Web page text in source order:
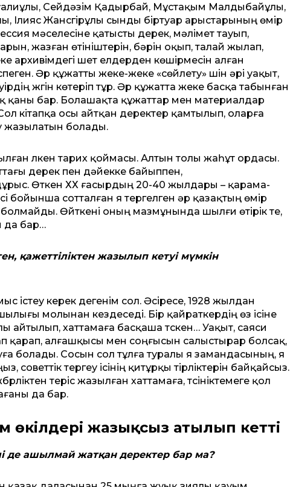
Сейдәзім Қадырбай, Мұстақым Малдыбайұлы,
Ілияс Жансүгірұлы сынды біртуар арыстарының өмір
мәселесіне қатысты дерек, мәлімет тауып,
жазған өтініштерін, бәрін оқып, талай жылап,
архивімдегі шет елдерден көшірмесін алған
Әр құжатты жеке-жеке «сөйлету» үшін әрі уақыт,
жүгін көтеріп тұр. Әр құжатта жеке басқа табынған
қаны бар. Болашақта құжаттар мен материалдар
кітапқа осы айтқан деректер қамтылып, оларға
жазылатын болады.
үлкен тарих қоймасы. Алтын толы жаһұт ордасы.
дерек пен дәйекке байыппен,
Өткен ХХ ғасырдың 20-40 жылдары – қарама-
бойынша сотталған я тергелген әр қазақтың өмір
болмайды. Өйткені оның мазмұнында шылғи өтірік те,
да бар…
қажеттіліктен жазылып кетуі мүмкін
істеу керек дегенім сол. Әсіресе, 1928 жылдан
молынан кездеседі. Бір қайраткердің өз ісіне
айтылып, хаттамаға басқаша түскен… Уақыт, саяси
қарап, алғашқысы мен соңғысын салыстырар болсақ,
болады. Сосын сол тұлға туралы я замандасының, я
тергеу ісінің қитұрқы тірліктерін байқайсыз.
теріс жазылған хаттамаға, түсініктемеге қол
да бар.
жазықсыз атылып кетті
де ашылмай жатқан деректер бар ма?